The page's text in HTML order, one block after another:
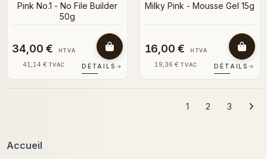
Pink No.1 - No File Builder
50g
34,00 € HTVA
41,14 € TVAC DÉTAILS →
Milky Pink - Mousse Gel 15g
16,00 € HTVA
19,36 € TVAC DÉTAILS →
1 2 3
Accueil